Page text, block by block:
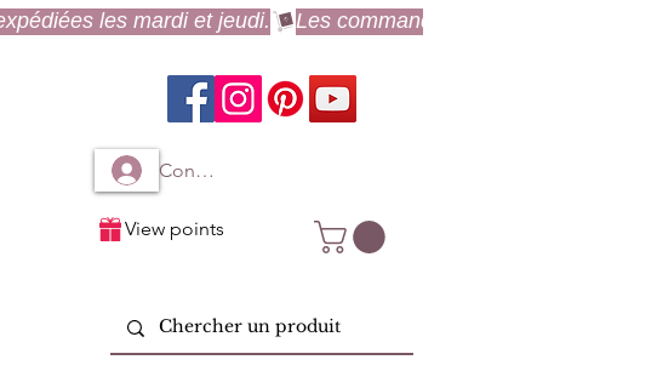
Connexion à mon compte
View points